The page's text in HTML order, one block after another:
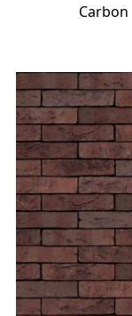
Carbon